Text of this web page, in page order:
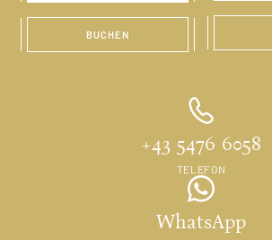
BUCHEN
+43 5476 6058
TELEFON
WhatsApp